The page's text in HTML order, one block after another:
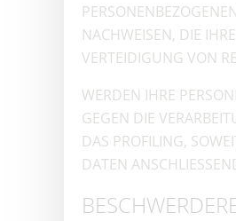
NACHWEISEN, DIE
VERTEIDIGUNG VON
WERDEN IHRE
GEGEN DIE
DAS PROFILING,
DATEN